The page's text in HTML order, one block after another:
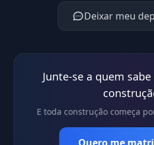
Deixar meu
Junte-se a quem
E toda construção começa